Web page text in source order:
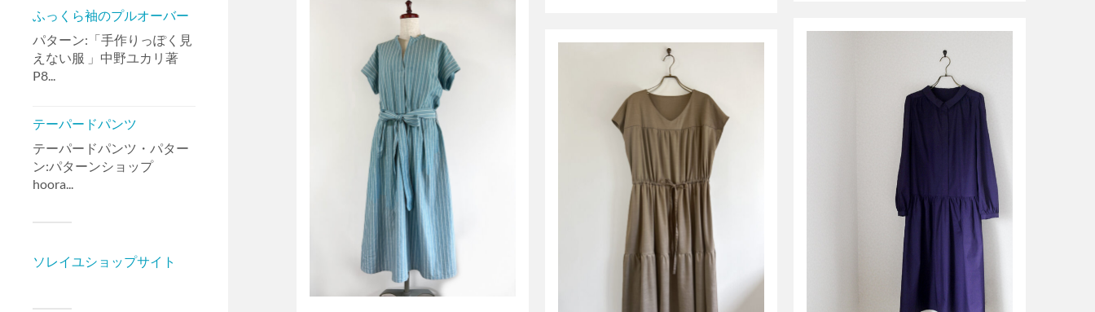
ふっくら袖のプルオーバー
パターン:「手作りっぽく見
えない服 」中野ユカリ著
P8...
テーパードパンツ
テーパードパンツ・パター
ン:パターンショップ
hoora...
ソレイユショップサイト